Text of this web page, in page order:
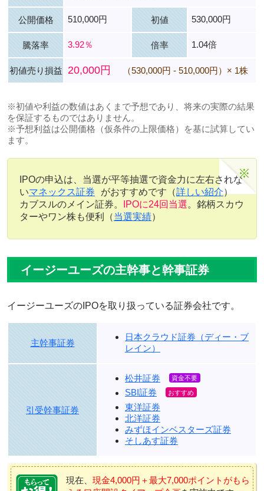
公開価格 510,000円 初値 530,000円
騰落率 3.92％ 倍率 1.04倍
初値売り損益 20,000円 （530,000円 - 510,000円）× 1株
※初値や利益の数値はあくまで予想であり、将来の実際の結果
を保証するものではありません。
※予想利益は公開価格（仮条件の上限価格）を基に試算してい
ます。
IPOの申込は、当選が平等抽選で資金力に左右されな
いマネックス証券 がおすすめです（詳しい紹介）
カブスルのメイン証券。
IPOに24回当選。銘柄スカウ
ターやワン株も便利（当選実績）
イージーユーズの主幹事と幹事証券
イージーユーズのIPOを取り扱っている証券会社です。
主幹事証券
日本クラウド証券（ディー・ブ
レイン）
引受幹事証券
松井証券
SBI証券
東洋証券
北洋証券
みずほインベスターズ証券
そしあす証券
現在、 現金4,000円＋最大7,000ポイントがもら